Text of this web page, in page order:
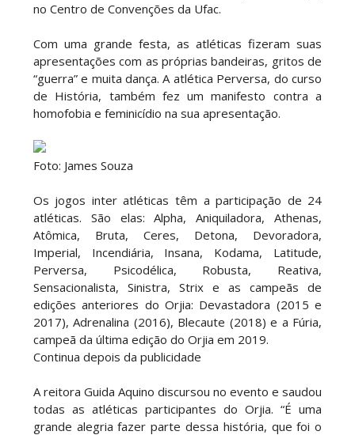
no Centro de Convenções da Ufac.
Com uma grande festa, as atléticas fizeram suas
apresentações com as próprias bandeiras, gritos de
“guerra” e muita dança. A atlética Perversa, do curso
de História, também fez um manifesto contra a
homofobia e feminicídio na sua apresentação.
Foto: James Souza
Os jogos inter atléticas têm a participação de 24
atléticas. São elas: Alpha, Aniquiladora, Athenas,
Atômica, Bruta, Ceres, Detona, Devoradora,
Imperial, Incendiária, Insana, Kodama, Latitude,
Perversa, Psicodélica, Robusta, Reativa,
Sensacionalista, Sinistra, Strix e as campeãs de
edições anteriores do Orjia: Devastadora (2015 e
2017), Adrenalina (2016), Blecaute (2018) e a Fúria,
campeã da última edição do Orjia em 2019.
Continua depois da publicidade
A reitora Guida Aquino discursou no evento e saudou
todas as atléticas participantes do Orjia. “É uma
grande alegria fazer parte dessa história, que foi o